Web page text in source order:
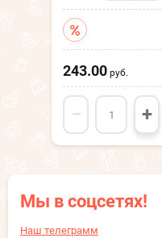
Мы в соцсетях!
Наш телеграмм
243.00 руб.
− +